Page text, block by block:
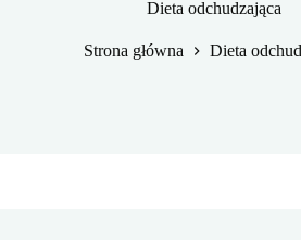
Dieta odchudzająca
Strona główna Dieta